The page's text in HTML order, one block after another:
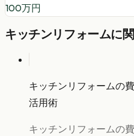
100万円
キッチンリフォームに
キッチンリフォームの
活用術
キッチンリフォームの